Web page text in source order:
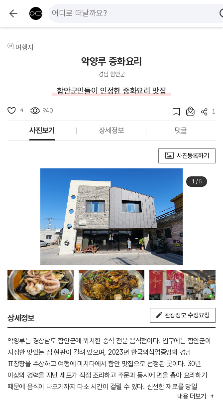
여행지
악양루 중화요리
경남 함안군
함안군민들이 인정한 중화요리 맛집
4 940 1
사진보기 상세정보 댓글
사진등록하기
1/ 5
상세정보 관광정보 수정요청
악양루는 경상남도 함안군에 위치한 중식 전문 음식점이다. 입구에는 함안군이
지정한 맛있는 집 현판이 걸려 있으며, 2023년 한국외식업중앙회 경남
표창장을 수상하고 여행에 미치다에서 함안 맛집으로 선정된 곳이다. 30년
이상의 경력을 지닌 셰프가 직접 조리하고 주문과 동시에 면을 뽑아 요리하기
때문에 음식이 나오기까지 다소 시간이 걸릴 수 있다. 신선한 재료를 당일
손질해 당일 소진하는 것을 원칙으로 운영하며, 재료가 모두 소진되면 영업을
내용 더보기